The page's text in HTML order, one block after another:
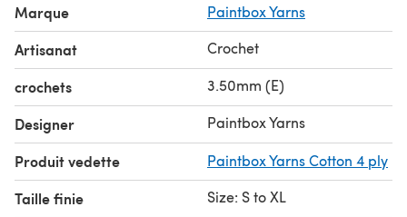
Marque Paintbox Yarns
Artisanat Crochet
crochets 3.50mm (E)
Designer Paintbox Yarns
Produit vedette Paintbox Yarns Cotton 4 ply
Taille finie Size: S to XL